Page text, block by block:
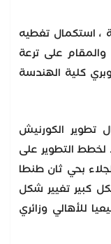
، استكمال تغطيه
والمقام على ترعة
كلية الهندسة
تطوير الكورنيش
لخطط التطوير على
بحي ثان طنطا
كبير تغيير شكل
للأهالي وزائري